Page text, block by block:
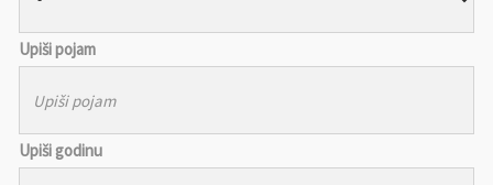
Upiši pojam
Upiši godinu